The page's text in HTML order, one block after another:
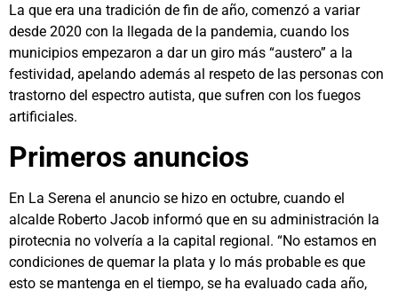
La que era una tradición de fin de año, comenzó a variar
desde 2020 con la llegada de la pandemia, cuando los
municipios empezaron a dar un giro más “austero” a la
festividad, apelando además al respeto de las personas con
trastorno del espectro autista, que sufren con los fuegos
artificiales.
Primeros anuncios
En La Serena el anuncio se hizo en octubre, cuando el
alcalde Roberto Jacob informó que en su administración la
pirotecnia no volvería a la capital regional. “No estamos en
condiciones de quemar la plata y lo más probable es que
esto se mantenga en el tiempo, se ha evaluado cada año,